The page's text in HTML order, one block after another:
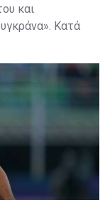
και
Κατά
οκτώ τέρματα,
του Copa